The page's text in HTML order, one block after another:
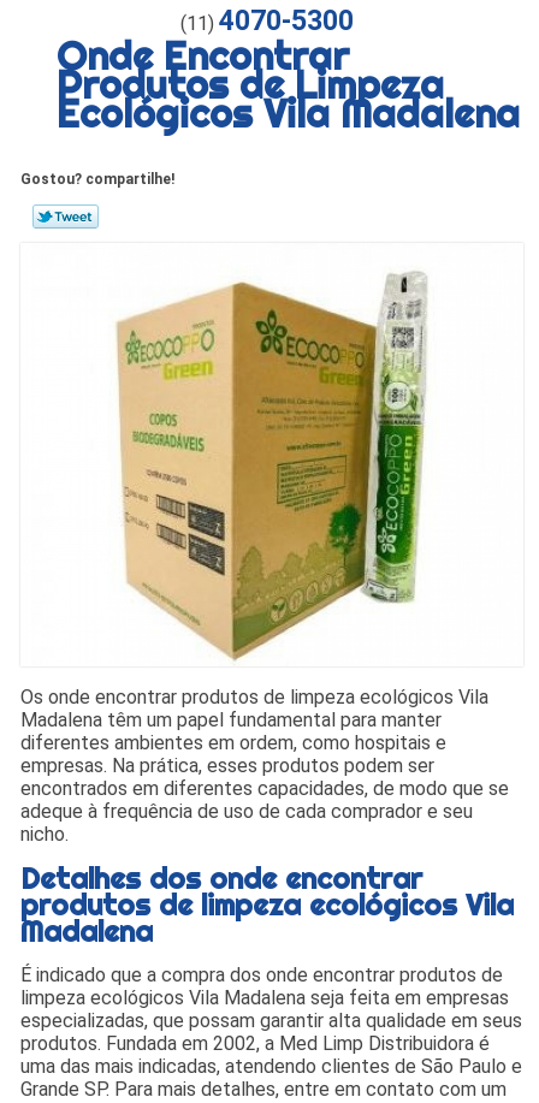
(11) 4070-5300
Onde Encontrar
Produtos de Limpeza
Ecológicos Vila Madalena
Gostou? compartilhe!
Os onde encontrar produtos de limpeza ecológicos Vila
Madalena têm um papel fundamental para manter
diferentes ambientes em ordem, como hospitais e
empresas. Na prática, esses produtos podem ser
encontrados em diferentes capacidades, de modo que se
adeque à frequência de uso de cada comprador e seu
nicho.
Detalhes dos onde encontrar
produtos de limpeza ecológicos Vila
Madalena
É indicado que a compra dos onde encontrar produtos de
limpeza ecológicos Vila Madalena seja feita em empresas
especializadas, que possam garantir alta qualidade em seus
produtos. Fundada em 2002, a Med Limp Distribuidora é
uma das mais indicadas, atendendo clientes de São Paulo e
Grande SP. Para mais detalhes, entre em contato com um